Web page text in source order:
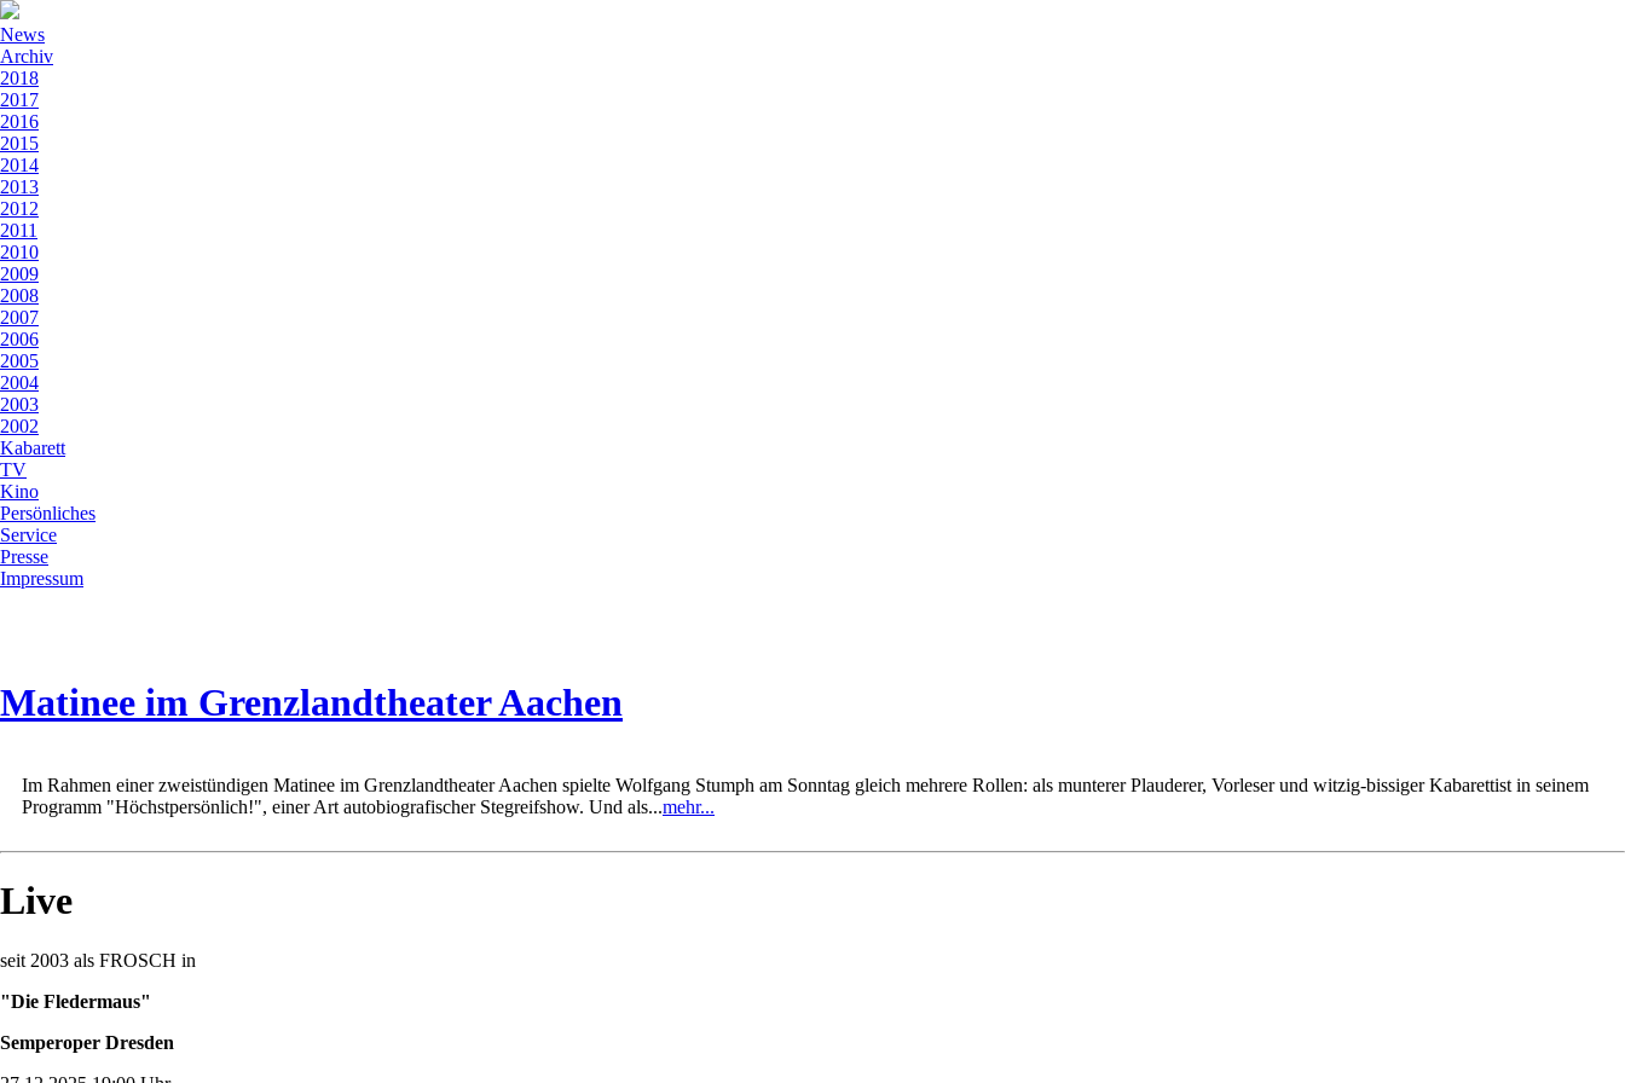
News
Archiv
2018
2017
2016
2015
2014
2013
2012
2011
2010
2009
2008
2007
2006
2005
2004
2003
2002
Kabarett
TV
Kino
Persönliches
Service
Presse
Impressum
Matinee im Grenzlandtheater Aachen
Im Rahmen einer zweistündigen Matinee im Grenzlandtheater Aachen spielte Wolfgang Stumph am Sonntag gleich mehrere Rollen: als munterer Plauderer, Vorleser und witzig-bissiger Kabarettist in seinem
Programm "Höchstpersönlich!", einer Art autobiografischer Stegreifshow. Und als...mehr...
Live
seit 2003 als FROSCH in
"Die Fledermaus"
Semperoper Dresden